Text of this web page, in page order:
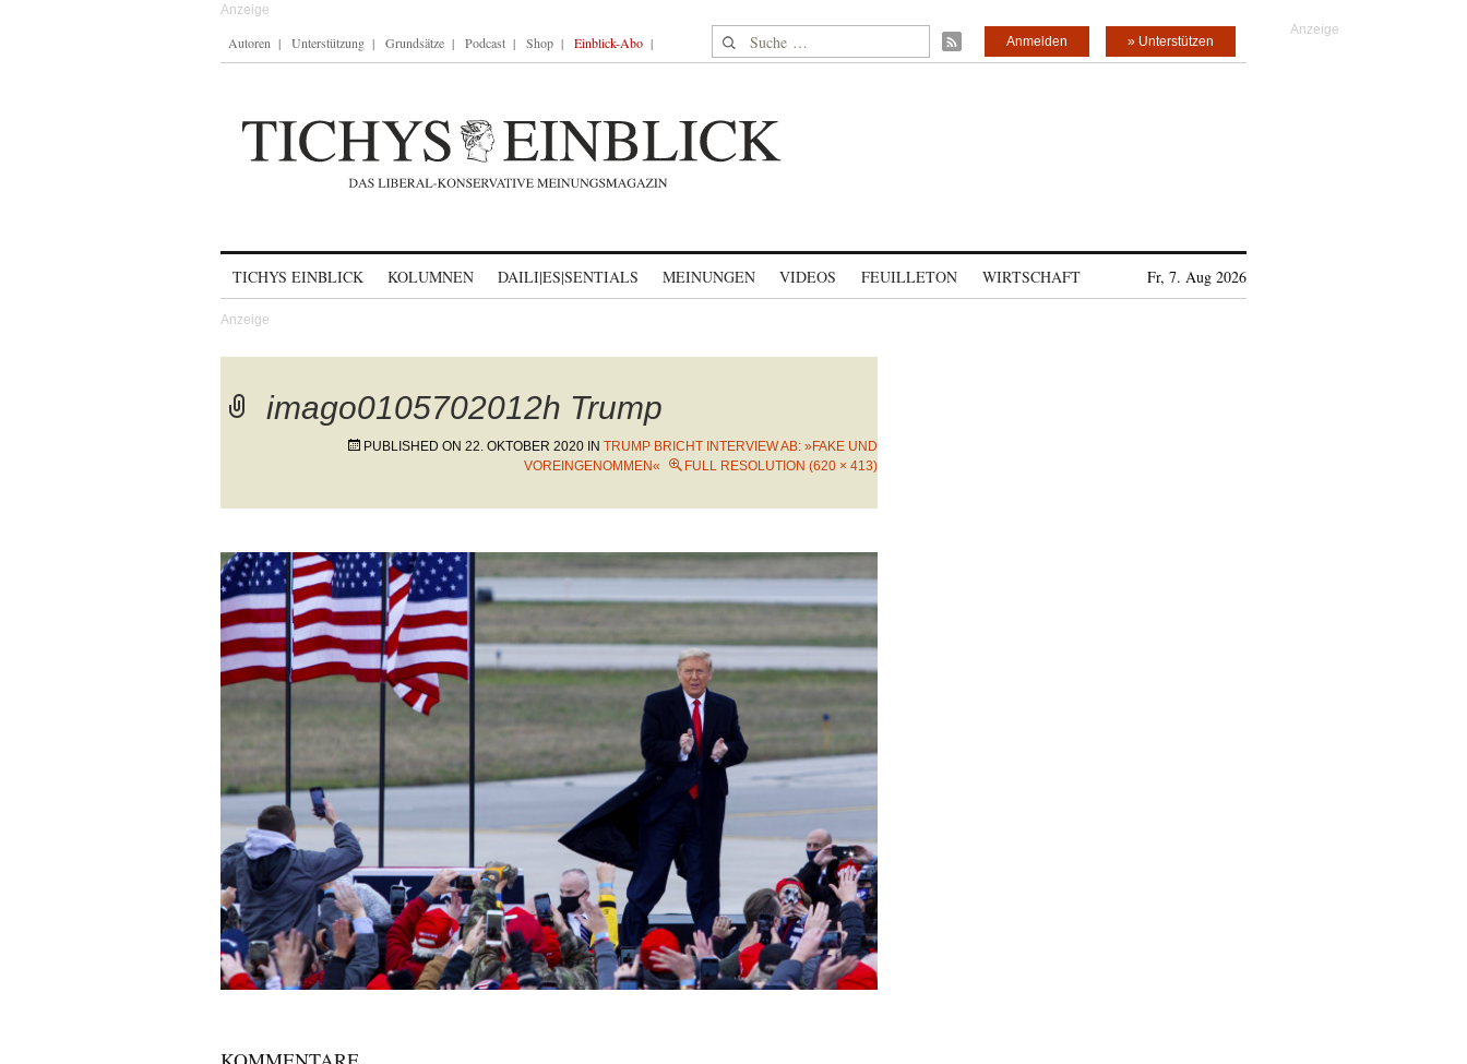
Autoren Unterstützung Grundsätze Podcast Shop Einblick-Abo Suche nach: » Unterstützen
Anmelden
TICHYS EINBLICK KOLUMNEN DAILI|ES|SENTIALS MEINUNGEN VIDEOS FEUILLETON WIRTSCHAFT Fr, 7. Aug 2026
imago0105702012h Trump
PUBLISHED ON 22. OKTOBER 2020 IN TRUMP BRICHT INTERVIEW AB: »FAKE UND
VOREINGENOMMEN«
FULL RESOLUTION (620 × 413)